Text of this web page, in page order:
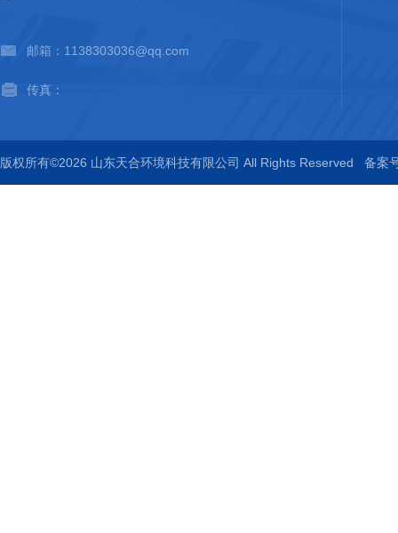
邮箱：1138303036@qq.com
传真：
版权所有©2026 山东天合环境科技有限公司 All Rights Reserved 备案